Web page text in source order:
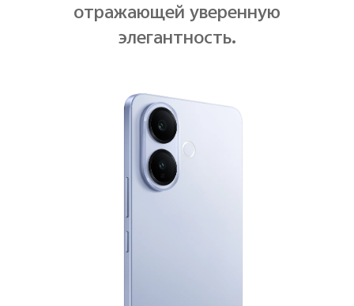
никогда не теряется на фоне.